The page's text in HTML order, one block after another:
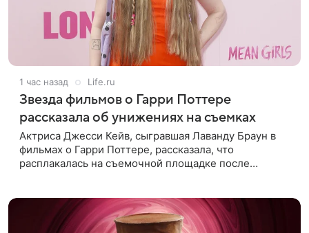
1 час назад Life.ru
Звезда фильмов о Гарри Поттере
рассказала об унижениях на съемках
Актриса Джесси Кейв, сыгравшая Лаванду Браун в
фильмах о Гарри Поттере, рассказала, что
расплакалась на съемочной площадке после